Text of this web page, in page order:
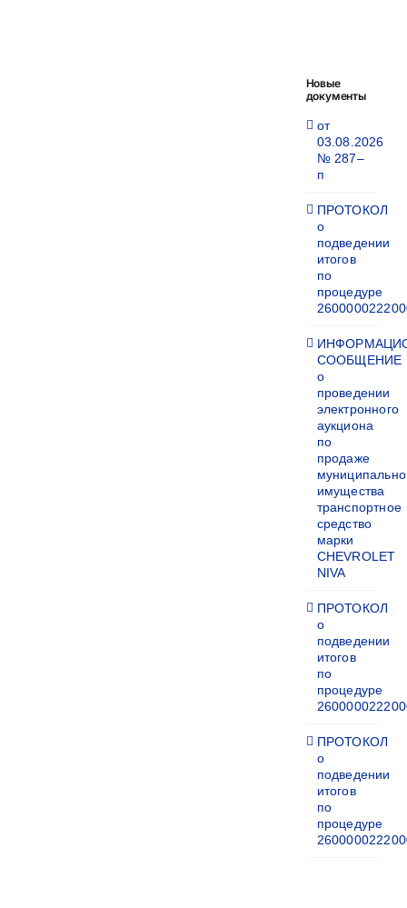
Новые
документы
от
03.08.2026
№ 287–
п
ПРОТОКОЛ
о
подведении
итогов
по
процедуре
СООБЩЕНИЕ
о
проведении
электронного
аукциона
по
продаже
имущества
транспортное
средство
марки
CHEVROLET
NIVA
ПРОТОКОЛ
о
подведении
итогов
по
процедуре
ПРОТОКОЛ
о
подведении
итогов
по
процедуре